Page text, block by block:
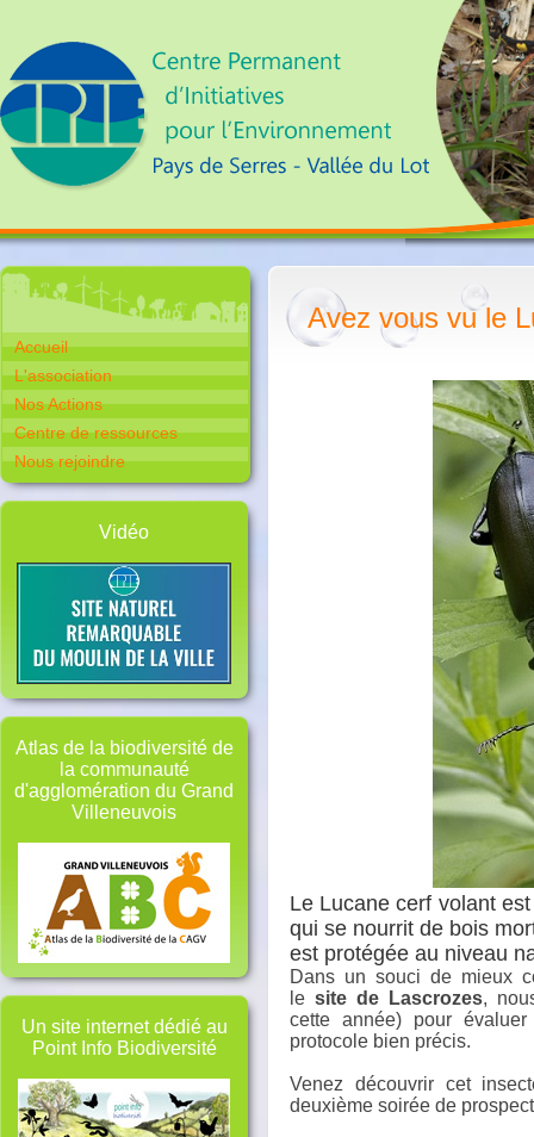
Accueil
L'association
Nos Actions
Centre de ressources
Nous rejoindre
Vidéo
Atlas de la biodiversité de
la communauté
d'agglomération du Grand
Villeneuvois
Un site internet dédié au
Point Info Biodiversité
Avez vous vu le
Le Lucane cerf volant
qui se nourrit de bois
est protégée au niveau
Dans un souci de mieux
lesite de Lascrozes,
cette année) pour
protocole bien précis.
Venez découvrir cet
deuxième soirée de